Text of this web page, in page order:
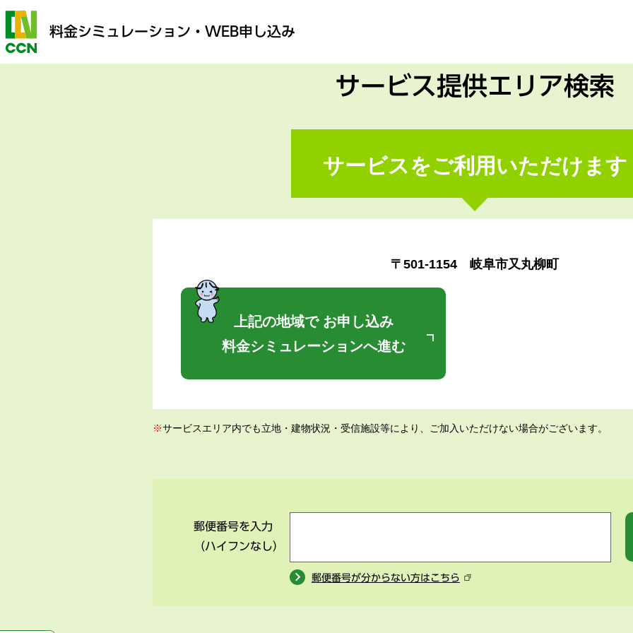
料金シミュレーション ・WEB申し込み
サービス提供エリア検索
サービスをご利用いただけます
〒501-1154 岐阜市又丸柳町
上記の地域で お申し込み
料金シミュレーションへ進む
※サービスエリア内でも立地・建物状況・受信施設等により、ご加入いただけない場合がございます。
郵便番号を入力
（ハイフンなし）
郵便番号が分からない方はこちら